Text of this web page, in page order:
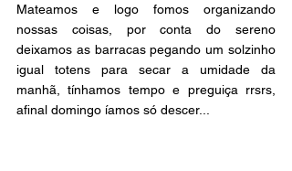
Mateamos e logo fomos organizando
nossas coisas, por conta do sereno
deixamos as barracas pegando um solzinho
igual totens para secar a umidade da
manhã, tínhamos tempo e preguiça rrsrs,
afinal domingo íamos só descer...